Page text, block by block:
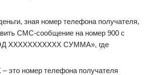
зная номер телефона получателя,
СМС-сообщение на номер 900 с
ХХХХХХХХХХХ СУММА», где
номер телефона получателя